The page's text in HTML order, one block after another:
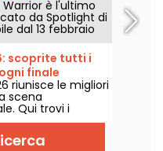
è l'ultimo
da Spotlight di
dal 13 febbraio
Store, questo
che
strategia
gratuita allo
potranno
e
meccanica di
scoprite tutti i
finale
riunisce le migliori
scena
Qui trovi i
i vincitori di
delle prossime